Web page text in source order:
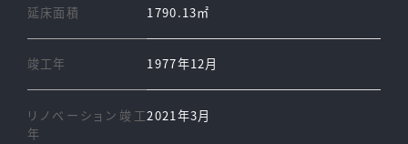
延床面積 1790.13㎡
竣工年 1977年12月
リノベーション竣工
年
2021年3月